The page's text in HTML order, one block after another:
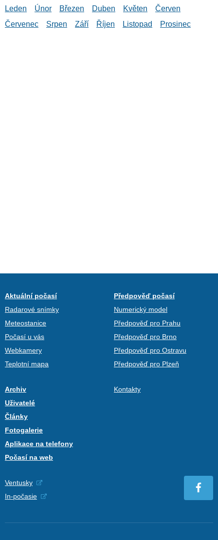
Leden Únor Březen Duben Květen
Červen
Červenec
Srpen Září Říjen Listopad Prosinec
Aktuální počasí
Radarové snímky
Meteostanice
Počasí u vás
Webkamery
Teplotní mapa
Předpověď počasí
Numerický model
Předpověď pro Prahu
Předpověď pro Brno
Předpověď pro Ostravu
Předpověď pro Plzeň
Archiv
Uživatelé
Články
Fotogalerie
Aplikace na telefony
Počasí na web
Kontakty
Ventusky
In-počasie